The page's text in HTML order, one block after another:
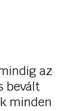
az
bevált
minden